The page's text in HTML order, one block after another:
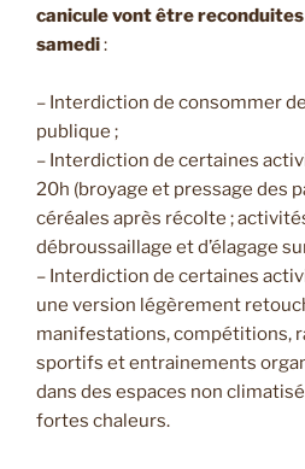
canicule vont être
samedi:
– Interdiction de consommer
publique ;
– Interdiction de certaines
20h (broyage et pressage des
céréales après récolte ;
débroussaillage et d’élagage
– Interdiction de certaines
une version légèrement
manifestations, compétitions,
sportifs et entrainements
dans des espaces non
fortes chaleurs.